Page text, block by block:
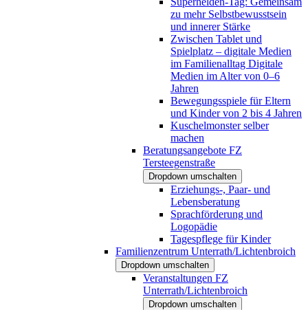
zu mehr Selbstbewusstsein
und innerer Stärke
Zwischen Tablet und
Spielplatz – digitale Medien
im Familienalltag Digitale
Medien im Alter von 0–6
Jahren
Bewegungsspiele für Eltern
und Kinder von 2 bis 4 Jahren
Kuschelmonster selber
machen
Beratungsangebote FZ
Tersteegenstraße
Dropdown umschalten
Erziehungs-, Paar- und
Lebensberatung
Sprachförderung und
Logopädie
Tagespflege für Kinder
Familienzentrum Unterrath/Lichtenbroich
Dropdown umschalten
Veranstaltungen FZ
Unterrath/Lichtenbroich
Dropdown umschalten